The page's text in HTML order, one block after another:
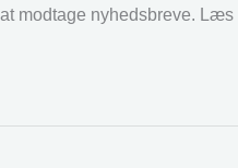
modtage nyhedsbreve. Læs